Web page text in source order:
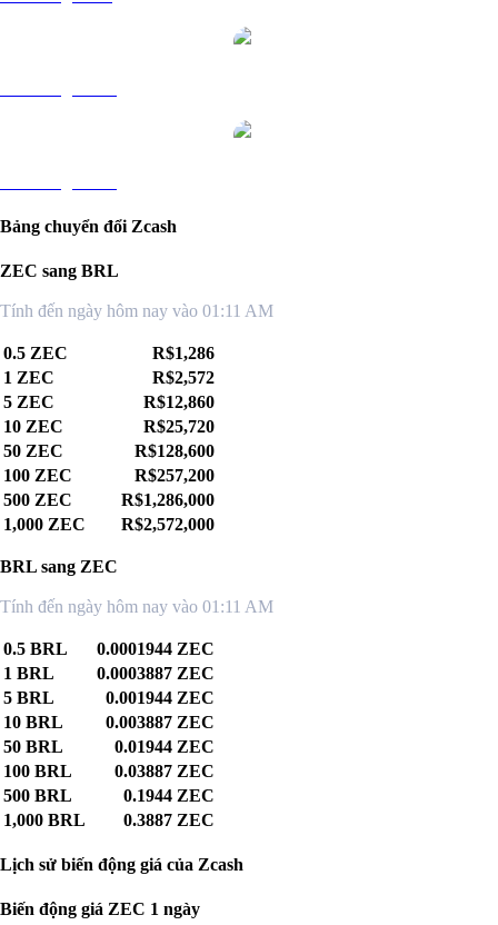
Bảng chuyển đổi Zcash
ZEC sang BRL
Tính đến ngày hôm nay vào 01:11 AM
0.5 ZEC
R$1,286
1 ZEC
R$2,572
5 ZEC
R$12,860
10 ZEC
R$25,720
50 ZEC
R$128,600
100 ZEC
R$257,200
500 ZEC
R$1,286,000
1,000 ZEC
R$2,572,000
BRL sang ZEC
Tính đến ngày hôm nay vào 01:11 AM
0.5 BRL
0.0001944 ZEC
1 BRL
0.0003887 ZEC
5 BRL
0.001944 ZEC
10 BRL
0.003887 ZEC
50 BRL
0.01944 ZEC
100 BRL
0.03887 ZEC
500 BRL
0.1944 ZEC
1,000 BRL
0.3887 ZEC
Lịch sử biến động giá của Zcash
Biến động giá ZEC 1 ngày